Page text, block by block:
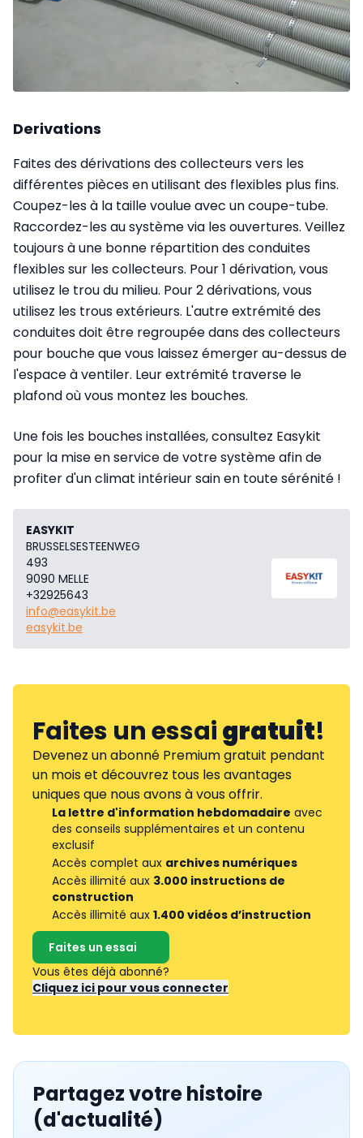
Derivations
Faites des dérivations des collecteurs vers les
différentes pièces en utilisant des flexibles plus fins.
Coupez-les à la taille voulue avec un coupe-tube.
Raccordez-les au système via les ouvertures. Veillez
toujours à une bonne répartition des conduites
flexibles sur les collecteurs. Pour 1 dérivation, vous
utilisez le trou du milieu. Pour 2 dérivations, vous
utilisez les trous extérieurs. L'autre extrémité des
conduites doit être regroupée dans des collecteurs
pour bouche que vous laissez émerger au-dessus de
l'espace à ventiler. Leur extrémité traverse le
plafond où vous montez les bouches.
Une fois les bouches installées, consultez Easykit
pour la mise en service de votre système afin de
profiter d'un climat intérieur sain en toute sérénité !
EASYKIT
BRUSSELSESTEENWEG
493
9090 MELLE
+32925643
info@easykit.be
easykit.be
Faites un essaigratuit!
Devenez un abonné Premium gratuit pendant
un mois et découvrez tous les avantages
uniques que nous avons à vous offrir.
La lettre d'information hebdomadaire avec
des conseils supplémentaires et un contenu
exclusif
Accès complet aux archives numériques
Accès illimité aux 3.000 instructions de
construction
Accès illimité aux 1.400 vidéos d’instruction
Faites un essai
Vous êtes déjà abonné?
Cliquez ici pour vous connecter
Partagez votre histoire
(d'actualité)